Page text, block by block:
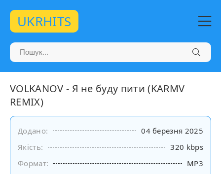
UKRHITS
VOLKANOV - Я не буду пити (KARMV
REMIX)
Додано:
04 березня 2025
Якість:
320 kbps
Формат:
MP3